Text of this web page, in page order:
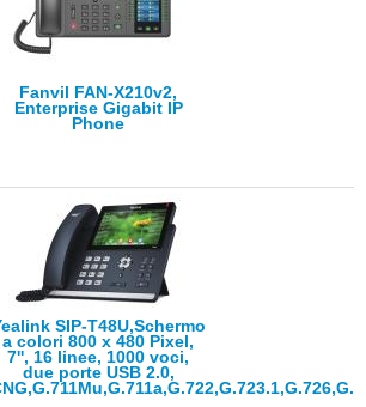
Fanvil FAN-X210v2,
Enterprise Gigabit IP
Phone
SIP-T48U,Schermo
a colori 800 x 480 Pixel,
7'', 16 linee, 1000 voci,
due porte USB 2.0,